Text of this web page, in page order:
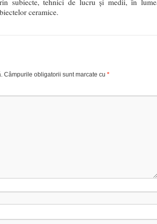
subiecte, tehnici de lucru şi medii, în
ceramice.
Câmpurile obligatorii sunt marcate cu *